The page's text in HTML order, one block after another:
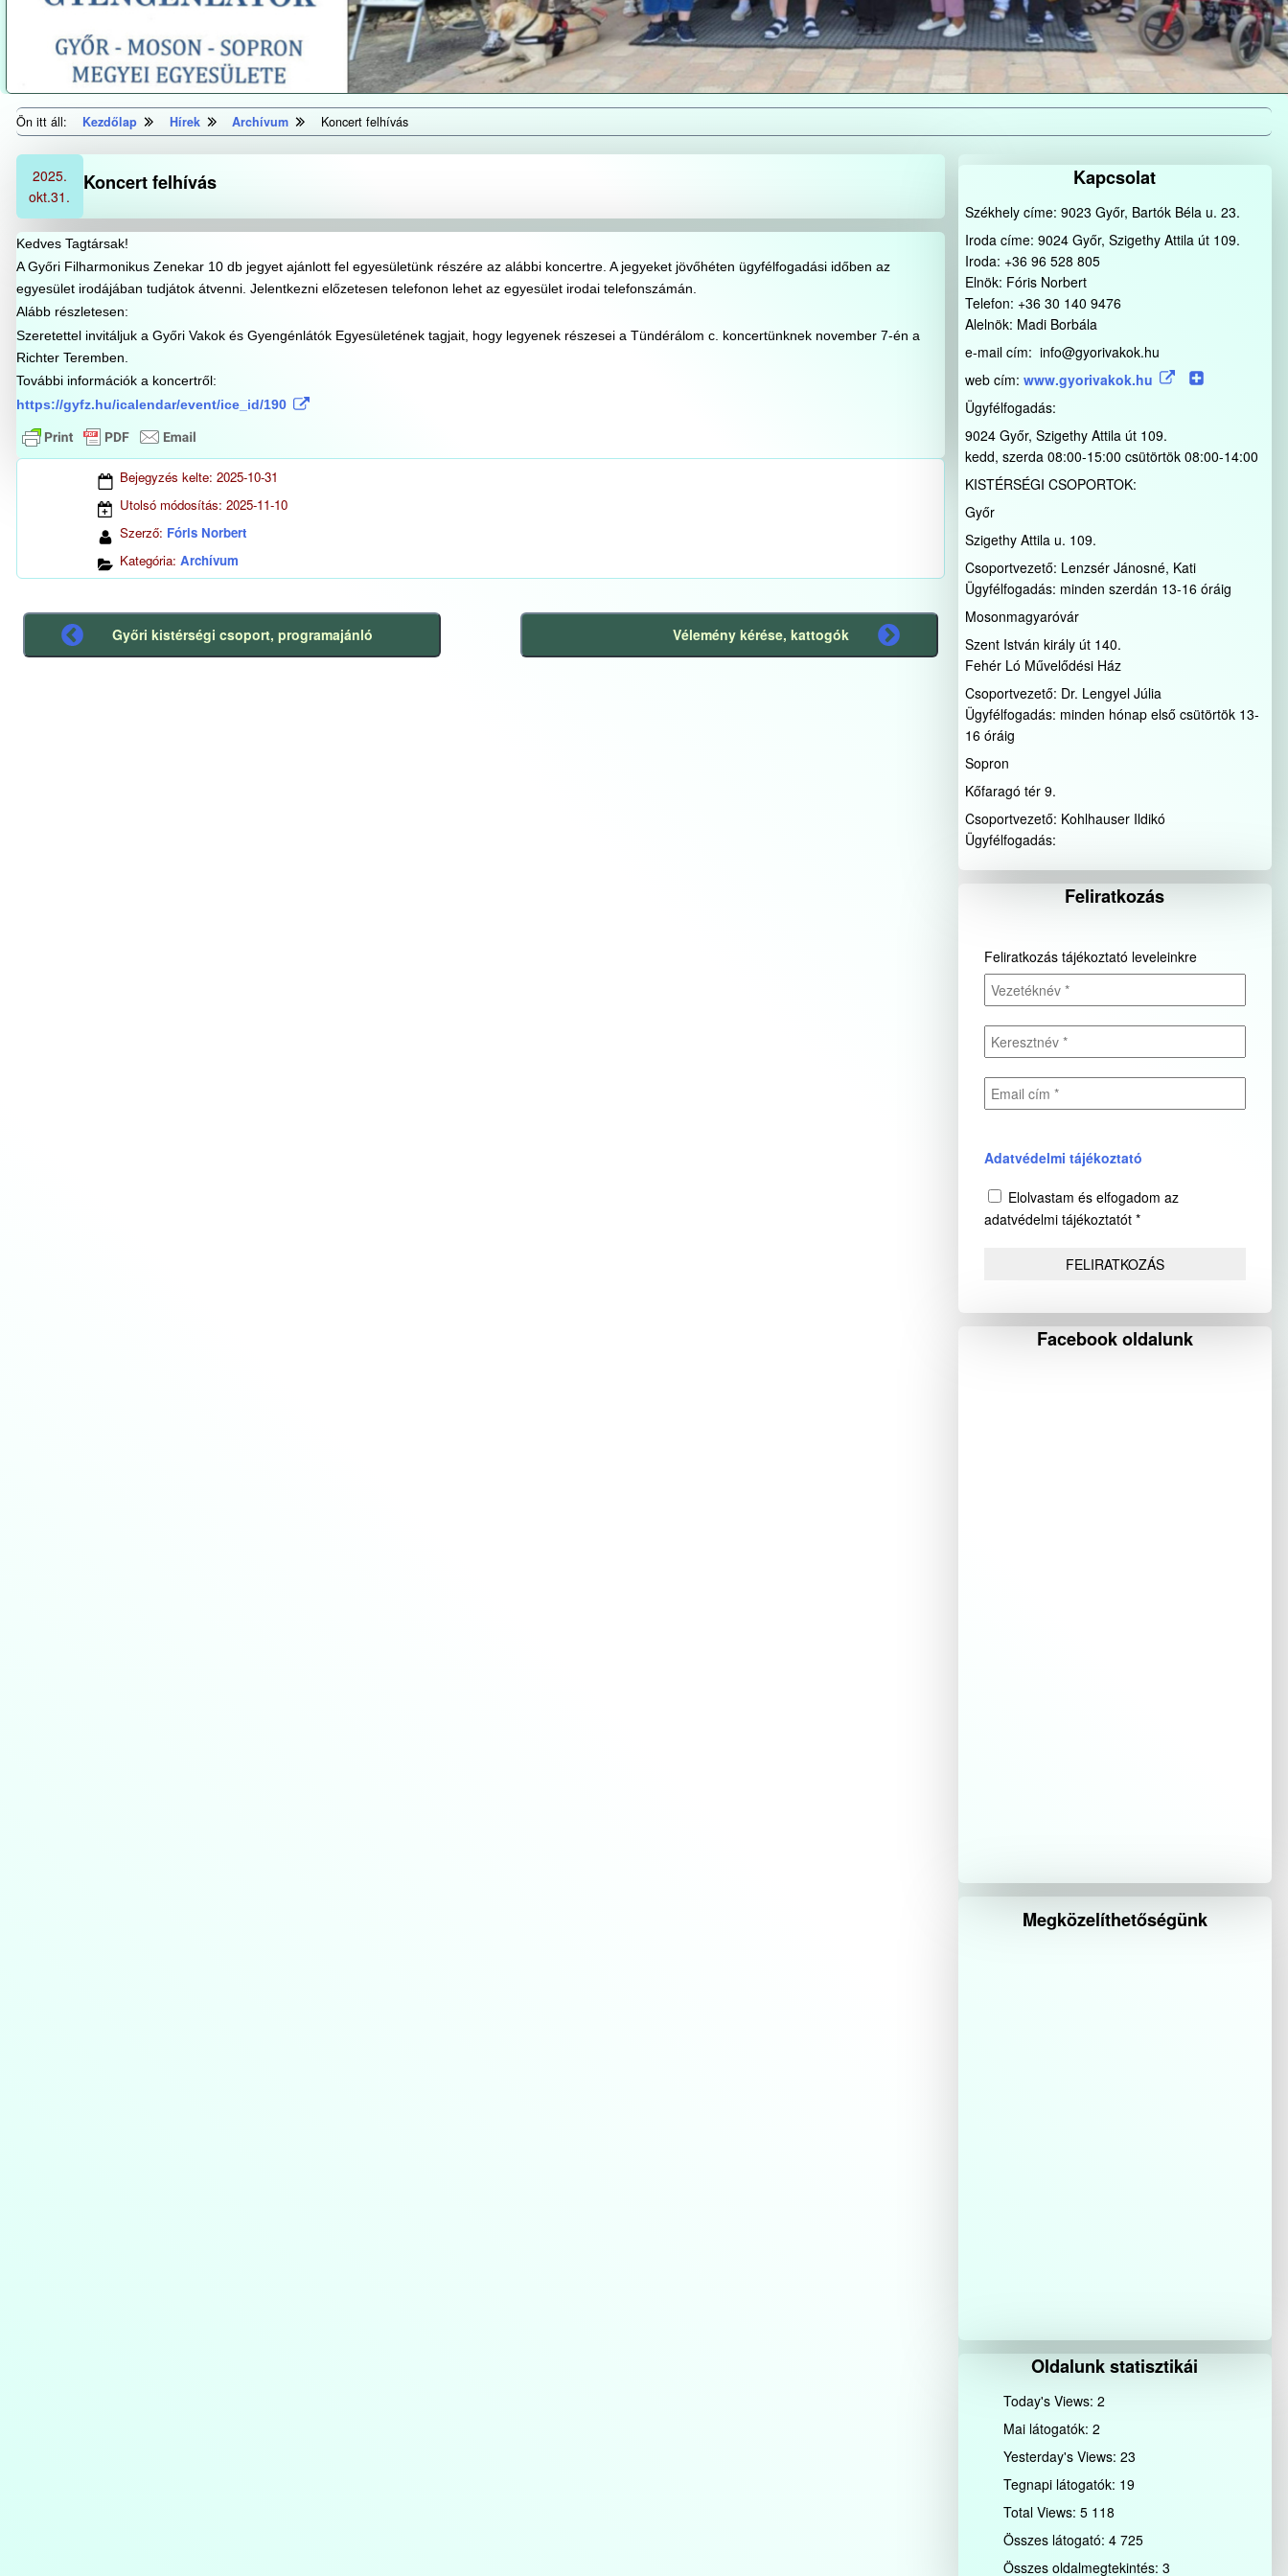
Ön itt áll: Kezdőlap Hírek Archívum Koncert felhívás
Koncert felhívás
2025.
okt.31.
Kedves Tagtársak!
A Győri Filharmonikus Zenekar 10 db jegyet ajánlott fel egyesületünk részére az alábbi koncertre. A jegyeket jövőhéten ügyfélfogadási időben az
egyesület irodájában tudjátok átvenni. Jelentkezni előzetesen telefonon lehet az egyesület irodai telefonszámán.
Alább részletesen:
Szeretettel invitáljuk a Győri Vakok és Gyengénlátók Egyesületének tagjait, hogy legyenek részesei a Tündérálom c. koncertünknek november 7-én a
Richter Teremben.
További információk a koncertről:
https://gyfz.hu/icalendar/event/ice_id/190
Bejegyzés kelte: 2025-10-31
Utolsó módosítás: 2025-11-10
Szerző: Fóris Norbert
Kategória: Archívum
Előző
Győri kistérségi csoport, programajánló Vélemény kérése, kattogók
Kapcsolat
Székhely címe: 9023 Győr, Bartók Béla u. 23.
Iroda címe: 9024 Győr, Szigethy Attila út 109.
Iroda: +36 96 528 805
Elnök: Fóris Norbert
Telefon: +36 30 140 9476
Alelnök: Madi Borbála
e-mail cím: info@gyorivakok.hu
web cím: www.gyorivakok.hu
Ügyfélfogadás:
9024 Győr, Szigethy Attila út 109.
kedd, szerda 08:00-15:00 csütörtök 08:00-14:00
KISTÉRSÉGI CSOPORTOK:
Győr
Szigethy Attila u. 109.
Csoportvezető: Lenzsér Jánosné, Kati
Ügyfélfogadás: minden szerdán 13-16 óráig
Mosonmagyaróvár
Szent István király út 140.
Fehér Ló Művelődési Ház
Csoportvezető: Dr. Lengyel Júlia
Ügyfélfogadás: minden hónap első csütörtök 13-
16 óráig
Sopron
Kőfaragó tér 9.
Csoportvezető: Kohlhauser Ildikó
Ügyfélfogadás:
Feliratkozás
Feliratkozás tájékoztató leveleinkre
Adatvédelmi tájékoztató
Elolvastam és elfogadom az
adatvédelmi tájékoztatót *
Facebook oldalunk
Megközelíthetőségünk
Oldalunk statisztikái
Today's Views:2
Mai látogatók:2
Yesterday's Views:23
Tegnapi látogatók: 19
Total Views:5 118
Összes látogató:4 725
Összes oldalmegtekintés:3